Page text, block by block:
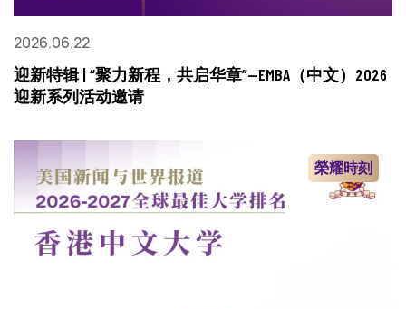
2026.06.22
迎新特辑 | “聚力新程，共启华章”—EMBA（中文）2026
迎新系列活动邀请
榮耀時刻